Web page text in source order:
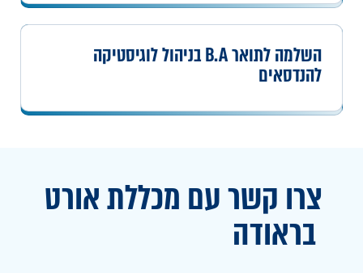
השלמה לתואר B.A בניהול לוגיסטיקה
להנדסאים
צרו קשר עם מכללת אורט
בראודה